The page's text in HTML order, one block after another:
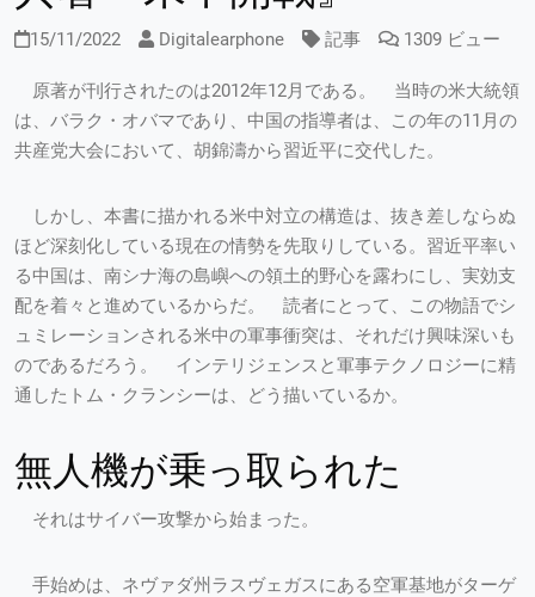
15/11/2022 Digitalearphone 記事 1309 ビュー
原著が刊行されたのは2012年12月である。 当時の米大統領
は、バラク・オバマであり、中国の指導者は、この年の11月の
共産党大会において、胡錦濤から習近平に交代した。
しかし、本書に描かれる米中対立の構造は、抜き差しならぬ
ほど深刻化している現在の情勢を先取りしている。習近平率い
る中国は、南シナ海の島嶼への領土的野心を露わにし、実効支
配を着々と進めているからだ。 読者にとって、この物語でシ
ュミレーションされる米中の軍事衝突は、それだけ興味深いも
のであるだろう。 インテリジェンスと軍事テクノロジーに精
通したトム・クランシーは、どう描いているか。
無人機が乗っ取られた
それはサイバー攻撃から始まった。
手始めは、ネヴァダ州ラスヴェガスにある空軍基地がターゲ